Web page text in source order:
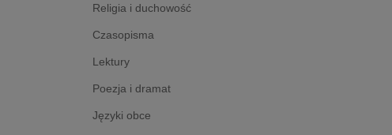
Religia i duchowość
Czasopisma
Lektury
Poezja i dramat
Języki obce